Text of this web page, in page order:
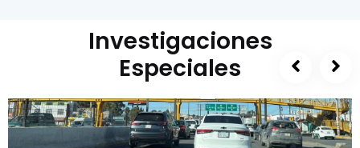
Investigaciones
Especiales